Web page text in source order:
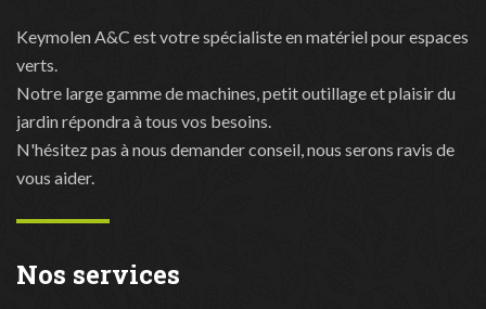
Keymolen A&C est votre spécialiste en matériel pour espaces
verts.
Notre large gamme de machines, petit outillage et plaisir du
jardin répondra à tous vos besoins.
N'hésitez pas à nous demander conseil, nous serons ravis de
vous aider.
Nos services